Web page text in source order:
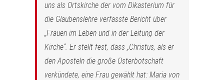
uns als Ortskirche der vom Dikasterium für
die Glaubenslehre verfasste Bericht über
„Frauen im Leben und in der Leitung der
Kirche“. Er stellt fest, dass „Christus, als er
den Aposteln die große Osterbotschaft
verkündete, eine Frau gewählt hat: Maria von